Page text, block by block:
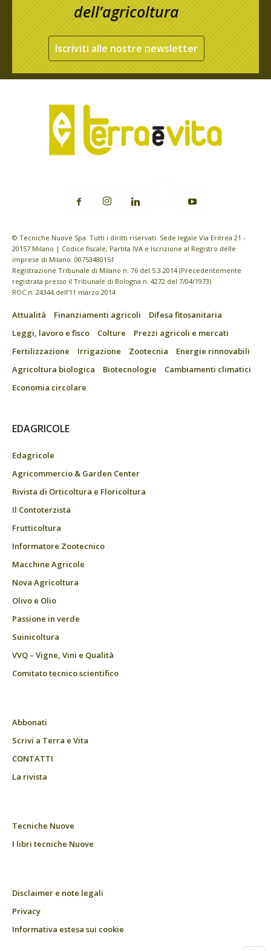
dell’agricoltura
Iscriviti alle nostre newsletter
© Tecniche Nuove Spa. Tutti i diritti riservati. Sede legale Via Eritrea 21 -
20157 Milano | Codice fiscale, Partita IVA e Iscrizione al Registro delle
imprese di Milano: 00753480151
Registrazione Tribunale di Milano n. 76 del 5.3.2014 (Precedentemente
registrata presso il Tribunale di Bologna n. 4272 del 7/04/1973)
ROC n. 24344 dell’11 marzo 2014
Attualità Finanziamenti agricoli
Difesa fitosanitaria
Leggi, lavoro e fisco
Colture
Prezzi agricoli e mercati
Fertilizzazione
Irrigazione Zootecnia
Energie rinnovabili
Agricoltura biologica
Biotecnologie
Cambiamenti climatici
Economia circolare
EDAGRICOLE
Edagricole
Agricommercio & Garden Center
Rivista di Orticoltura e Floricoltura
Il Contoterzista
Frutticoltura
Informatore Zootecnico
Macchine Agricole
Nova Agricoltura
Olivo e Olio
Passione in verde
Suinicoltura
VVQ – Vigne, Vini e Qualità
Comitato tecnico scientifico
Abbonati
Scrivi a Terra e Vita
CONTATTI
La rivista
Tecniche Nuove
I libri tecniche Nuove
Disclaimer e note legali
Privacy
Informativa estesa sui cookie